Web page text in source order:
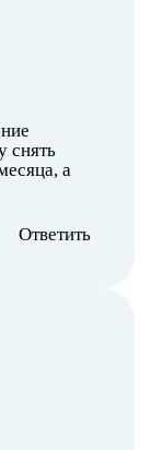
снять
а
Ответить